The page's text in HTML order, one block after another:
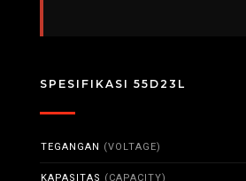
SPESIFIKASI 55D23L
TEGANGAN (VOLTAGE)
KAPASITAS (CAPACITY)